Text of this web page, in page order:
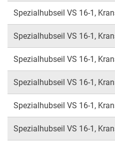
Spezialhubseil VS 16-1,
Spezialhubseil VS 16-1,
Spezialhubseil VS 16-1,
Spezialhubseil VS 16-1,
Spezialhubseil VS 16-1,
Spezialhubseil VS 16-1,